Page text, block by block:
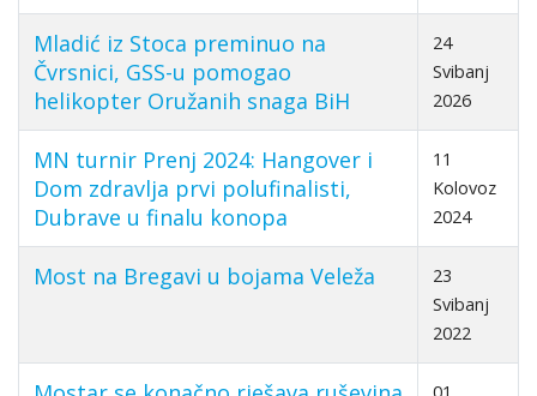
Mladić iz Stoca preminuo na
Čvrsnici, GSS-u pomogao
helikopter Oružanih snaga BiH
24
Svibanj
2026
MN turnir Prenj 2024: Hangover i
Dom zdravlja prvi polufinalisti,
Dubrave u finalu konopa
11
Kolovoz
2024
Most na Bregavi u bojama Veleža
23
Svibanj
2022